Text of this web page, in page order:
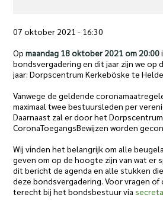
07 oktober 2021 - 16:30
Opmaandag 18 oktober 2021 om 20:00
bondsvergadering en dit jaar zijn we op
jaar: Dorpscentrum Kerkeböske te
Vanwege de geldende
maximaal twee bestuursleden per
Daarnaast zal er door het
CoronaToegangsBewijzen worden
Wij vinden het belangrijk om alle
geven om op de hoogte zijn van wat er
dit bericht de agenda en alle stukken
deze bondsvergadering. Voor vragen
terecht bij het bondsbestuur via